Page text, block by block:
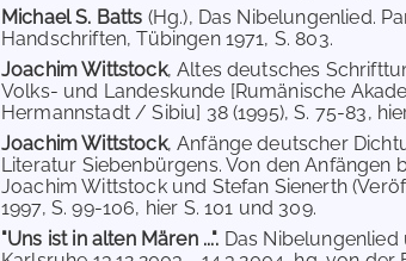
Michael S. Batts (Hg.), Das Nibelungenlied.
Handschriften, Tübingen 1971, S. 803.
Joachim Wittstock, Altes deutsches
Volks- und Landeskunde [Rumänische
Hermannstadt / Sibiu] 38 (1995), S. 75-83,
Joachim Wittstock, Anfänge deutscher
Literatur Siebenbürgens. Von den Anfängen
Joachim Wittstock und Stefan Sienerth
1997, S. 99-106, hier S. 101 und 309.
"Uns ist in alten Mären ...". Das